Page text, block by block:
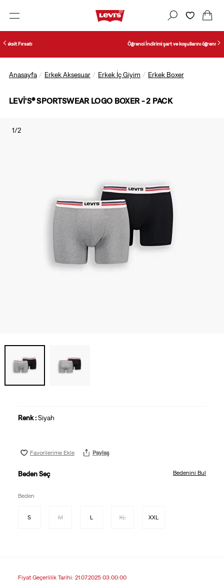
Öğrenci İndirimi şart ve koşullarını öğrenmek için tıklayın.
Anasayfa Erkek Aksesuar Erkek İç Giyim Erkek Boxer
LEVI'S® SPORTSWEAR LOGO BOXER - 2 PACK
1/2
Renk :Siyah
Favorilerime Ekle Paylaş
Beden Seç Bedenini Bul
Beden
S M L XL XXL
Fiyat Geçerlilik Tarihi: 21.07.2025 03:00:00